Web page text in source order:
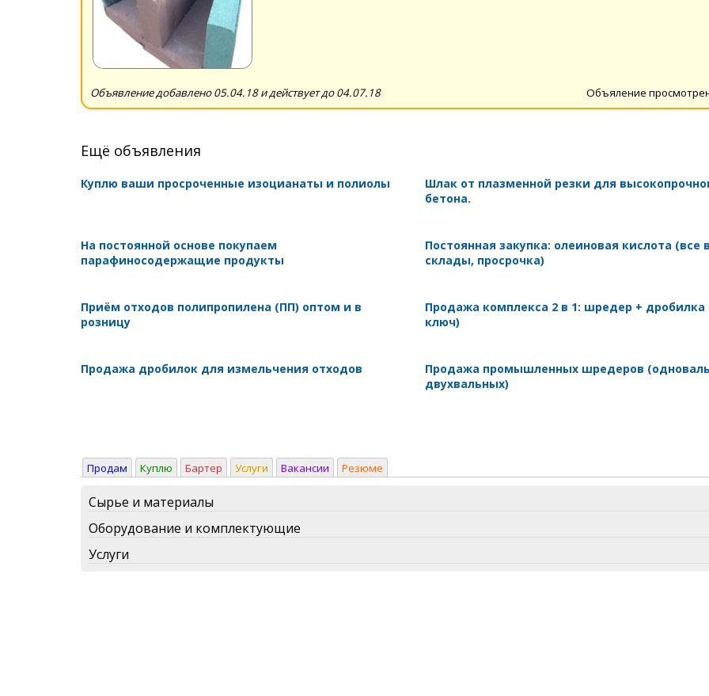
Объяление
Объявление добавлено 05.04.18 и действует до 04.07.18
Ещё объявления
Куплю ваши просроченные изоцианаты и полиолы
Шлак от плазменной резки для
бетона.
На постоянной основе покупаем
парафиносодержащие продукты
Постоянная закупка: олеиновая кислота (все
склады, просрочка)
Приём отходов полипропилена (ПП) оптом и в
розницу
Продажа комплекса 2 в 1: шредер + дробилка
ключ)
Продажа дробилок для измельчения отходов
Продажа промышленных шредеров
двухвальных)
Продам Куплю Бартер Услуги Вакансии Резюме
Сырье и материалы
Оборудование и комплектующие
Услуги